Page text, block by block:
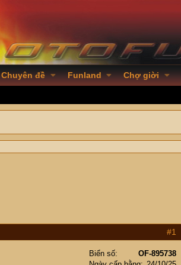
Chuyên đề Funland Chợ giời
#1
Biển số
OF-895738